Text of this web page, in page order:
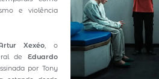
e violência
Xexéo , o
de Eduardo
por Tony